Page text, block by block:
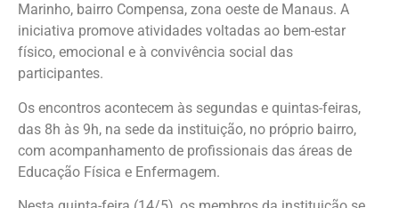
Marinho, bairro Compensa, zona oeste de Manaus. A
iniciativa promove atividades voltadas ao bem-estar
físico, emocional e à convivência social das
participantes.
Os encontros acontecem às segundas e quintas-feiras,
das 8h às 9h, na sede da instituição, no próprio bairro,
com acompanhamento de profissionais das áreas de
Educação Física e Enfermagem.